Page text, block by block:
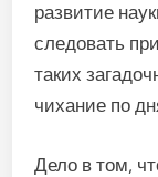
развитие
следовать
таких
чихание по
Дело в том,